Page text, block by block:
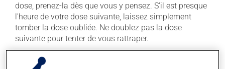
dose, prenez-la dès que vous y pensez. S'il est presque
l'heure de votre dose suivante, laissez simplement
tomber la dose oubliée. Ne doublez pas la dose
suivante pour tenter de vous rattraper.
Ce médicament peut être pris avec ou sans nourriture,